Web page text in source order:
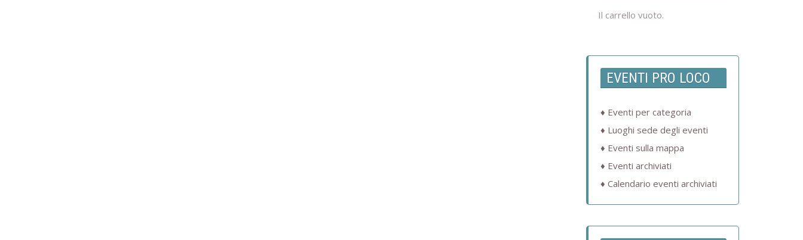
Il carrello vuoto.
EVENTI PRO LOCO
Eventi per categoria
Luoghi sede degli eventi
Eventi sulla mappa
Eventi archiviati
Calendario eventi archiviati